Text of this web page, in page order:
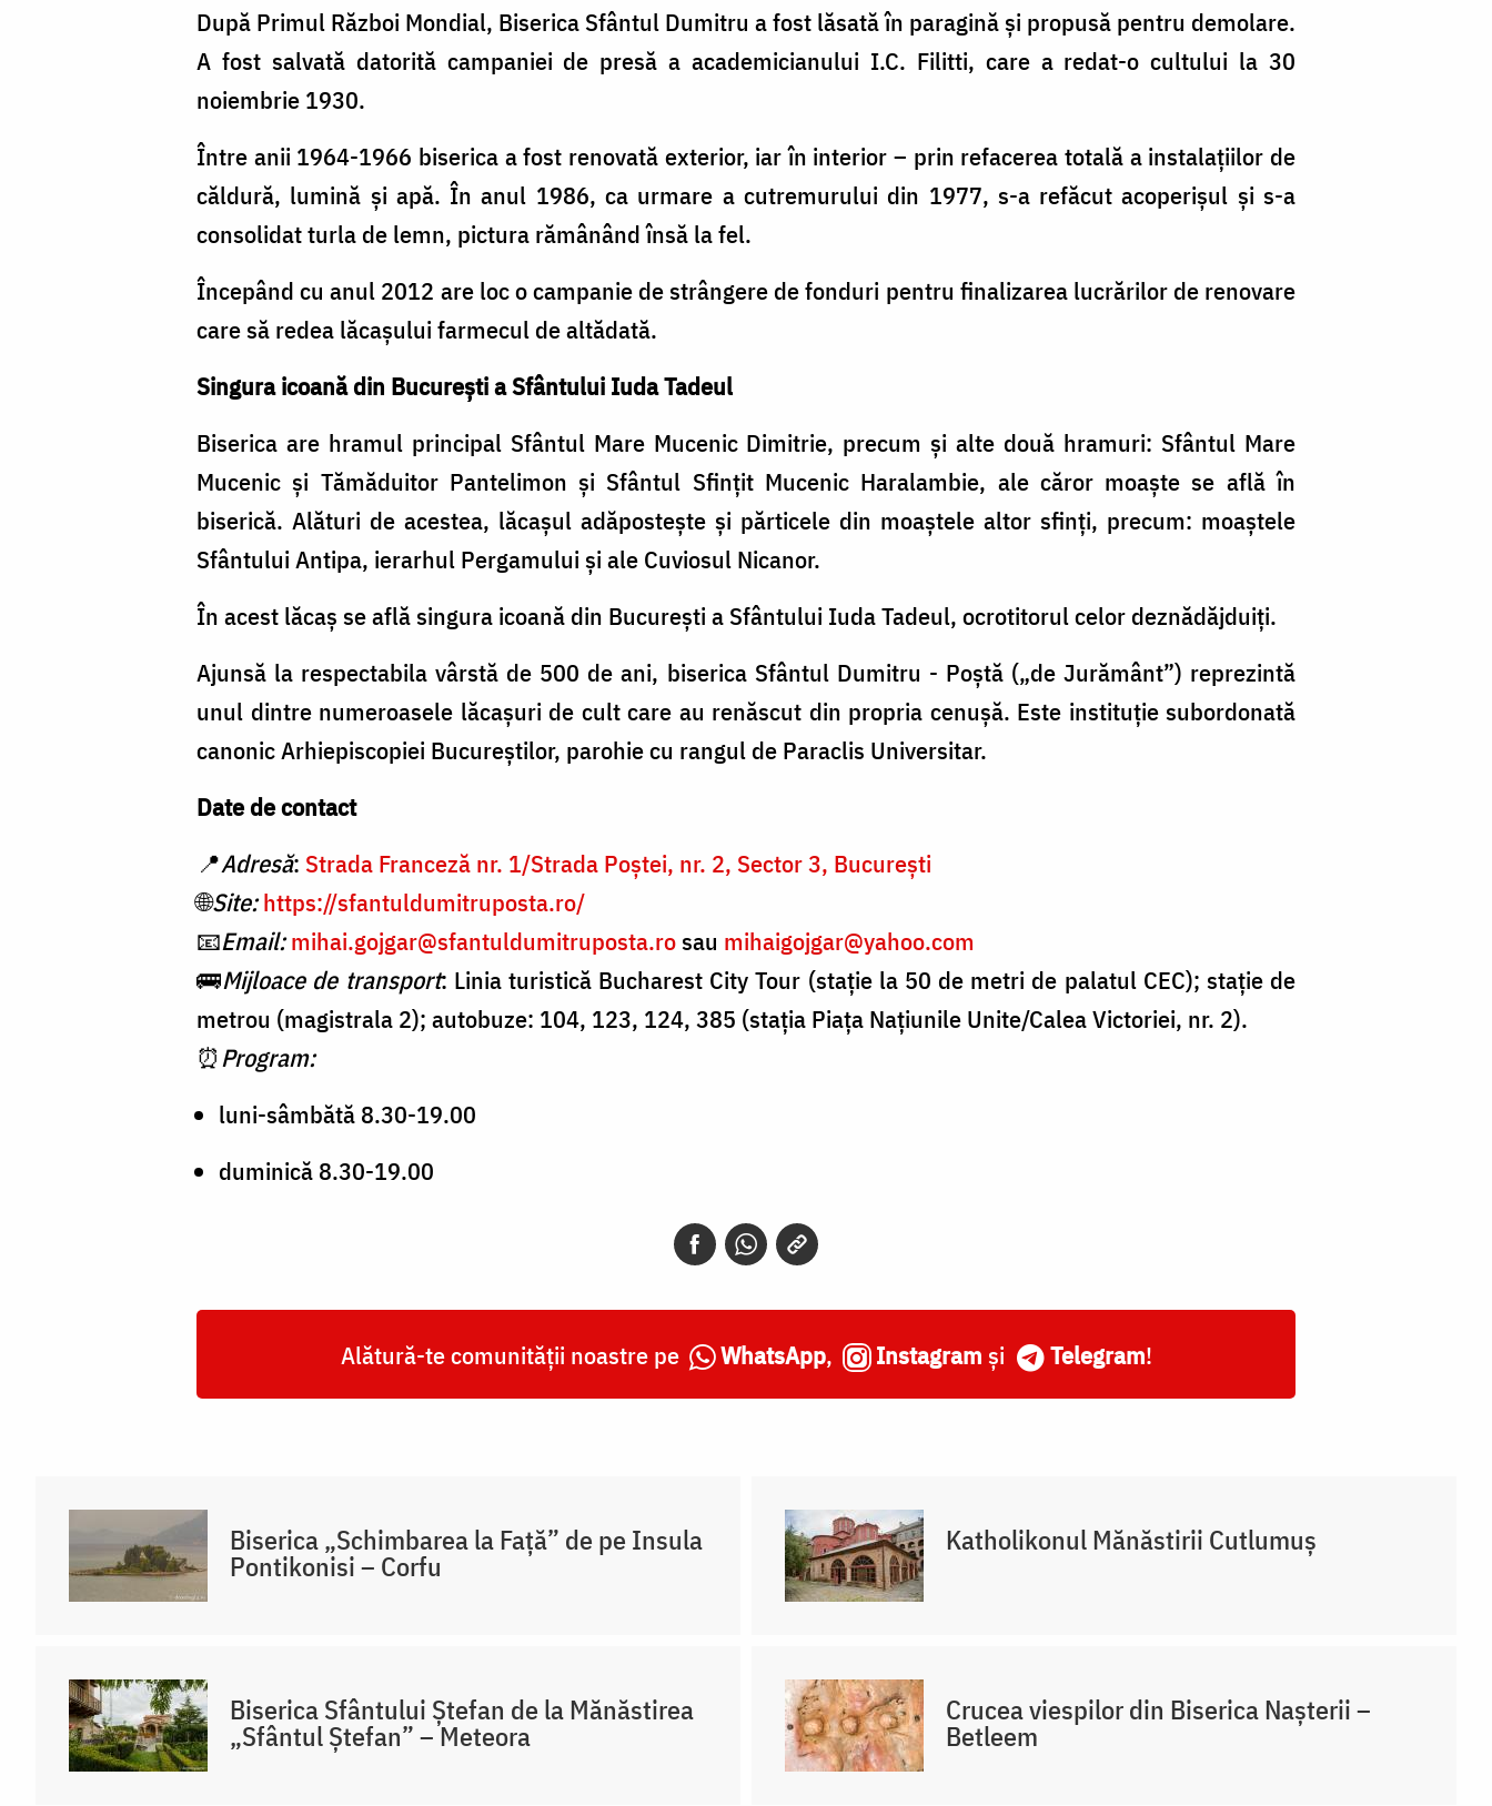
După Primul Război Mondial, Biserica Sfântul Dumitru a fost lăsată în paragină şi propusă pentru demolare.
A fost salvată datorită campaniei de presă a academicianului I.C. Filitti, care a redat-o cultului la 30
noiembrie 1930.
Între anii 1964-1966 biserica a fost renovată exterior, iar în interior – prin refacerea totală a instalaţiilor de
căldură, lumină şi apă. În anul 1986, ca urmare a cutremurului din 1977, s-a refăcut acoperişul şi s-a
consolidat turla de lemn, pictura rămânând însă la fel.
Începând cu anul 2012 are loc o campanie de strângere de fonduri pentru finalizarea lucrărilor de renovare
care să redea lăcaşului farmecul de altădată.
Singura icoană din Bucureşti a Sfântului Iuda Tadeul
Biserica are hramul principal Sfântul Mare Mucenic Dimitrie, precum şi alte două hramuri: Sfântul Mare
Mucenic şi Tămăduitor Pantelimon şi Sfântul Sfinţit Mucenic Haralambie, ale căror moaşte se află în
biserică. Alături de acestea, lăcașul adăposteşte și părticele din moaştele altor sfinţi, precum: moaştele
Sfântului Antipa, ierarhul Pergamului și ale Cuviosul Nicanor.
În acest lăcaş se află singura icoană din Bucureşti a Sfântului Iuda Tadeul, ocrotitorul celor deznădăjduiţi.
Ajunsă la respectabila vârstă de 500 de ani, biserica Sfântul Dumitru - Poştă („de Jurământ”) reprezintă
unul dintre numeroasele lăcaşuri de cult care au renăscut din propria cenuşă. Este instituție subordonată
canonic Arhiepiscopiei Bucureștilor, parohie cu rangul de Paraclis Universitar.
Date de contact
📍Adresă: Strada Franceză nr. 1/Strada Poştei, nr. 2, Sector 3, Bucureşti
🌐Site: https://sfantuldumitruposta.ro/
📧Email:mihai.gojgar@sfantuldumitruposta.ro sau mihaigojgar@yahoo.com
🚌Mijloace de transport: Linia turistică Bucharest City Tour (staţie la 50 de metri de palatul CEC); staţie de
metrou (magistrala 2); autobuze: 104, 123, 124, 385 (staţia Piaţa Naţiunile Unite/Calea Victoriei, nr. 2).
⏰Program:
luni-sâmbătă 8.30-19.00
duminică 8.30-19.00
Alătură-te comunității noastre pe WhatsApp, Instagram și Telegram!
Biserica „Schimbarea la Față” de pe Insula
Pontikonisi – Corfu
Katholikonul Mănăstirii Cutlumuș
Biserica Sfântului Ștefan de la Mănăstirea
„Sfântul Ștefan” – Meteora
Crucea viespilor din Biserica Nașterii –
Betleem